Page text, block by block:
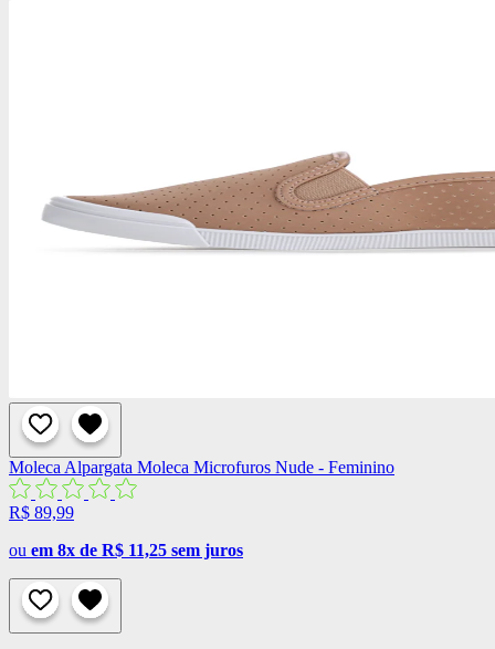
Moleca Alpargata Moleca Microfuros Nude - Feminino
R$ 89,99
ou em 8x de R$ 11,25 sem juros